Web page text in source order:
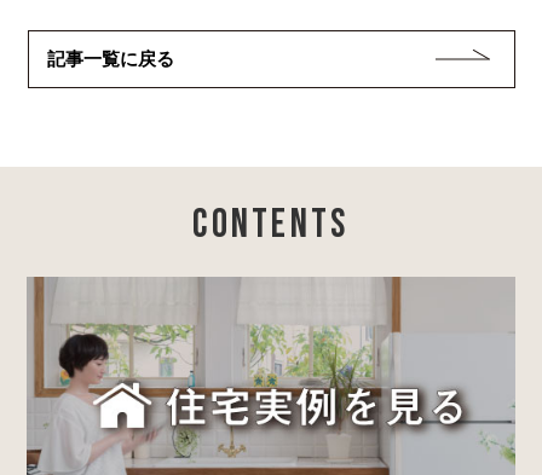
記事一覧に戻る
CONTENTS